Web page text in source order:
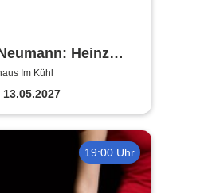
Heinz
Show
Im Kühl
19:00 Uhr